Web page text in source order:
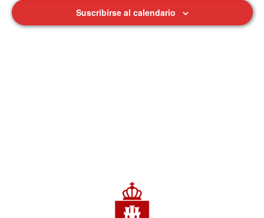
de
Suscribirse al calendario